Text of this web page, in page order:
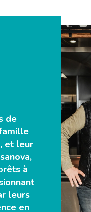
de
et leur
à
leurs
en